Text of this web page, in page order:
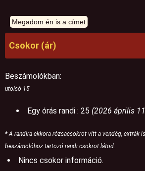
Csokor (ár)
Beszámolókban:
utolsó 15
Egy órás randi : 25 (2026 április
* A randira ekkora rózsacsokrot vitt a vendég, extrák
beszámolóhoz tartozó randi csokrot látod.
Nincs csokor információ.